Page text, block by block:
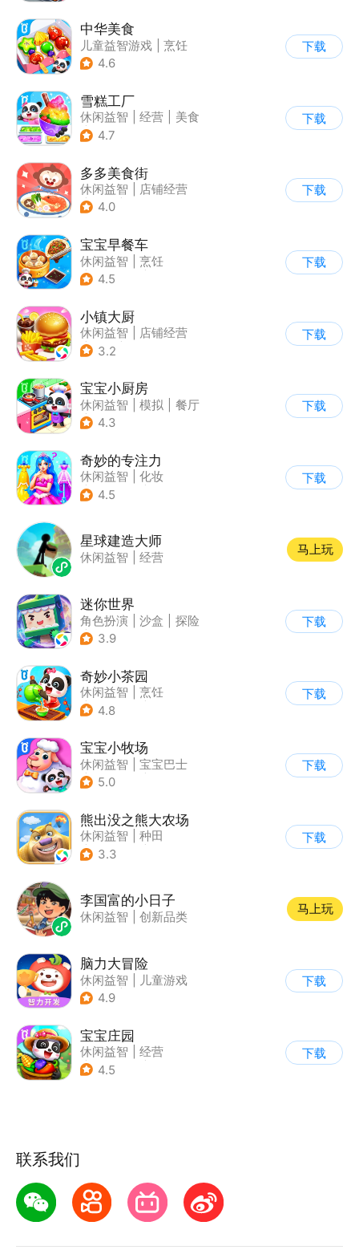
中华美食
儿童益智游戏
烹饪
4.6
下载
雪糕工厂
休闲益智 经营
美食
| 宝宝巴士
4.7
下载
多多美食街
休闲益智
店铺经营
| 美食
4.0
下载
宝宝早餐车
休闲益智
烹饪
| 宝宝巴士
4.5
下载
小镇大厨
休闲益智
店铺经营
| 美食
3.2
下载
宝宝小厨房
休闲益智 模拟
餐厅
| 宝宝巴士
4.3
下载
奇妙的专注力
休闲益智
化妆
| 宝宝巴士
4.5
下载
星球建造大师
休闲益智 经营
马上玩
迷你世界
角色扮演 沙盒
探险
| 我的世界
3.9
下载
奇妙小茶园
休闲益智
烹饪
| 宝宝巴士
4.8
下载
宝宝小牧场
休闲益智
宝宝巴士
| 学习教育
5.0
下载
熊出没之熊大农场
休闲益智
种田
| 田园生活
3.3
下载
李国富的小日子
休闲益智 创新品类
马上玩
脑力大冒险
休闲益智
儿童游戏
| 卡通
4.9
下载
宝宝庄园
休闲益智
经营
| 田园生活
4.5
下载
联系我们